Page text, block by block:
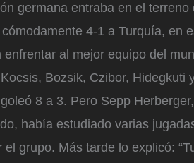
germana entraba en el
4-1 a Turquía, en
enfrentar al mejor equipo del
Bozsik, Czibor, Hidegkuti
8 a 3. Pero Sepp
había estudiado varias
el grupo. Más tarde lo explicó: